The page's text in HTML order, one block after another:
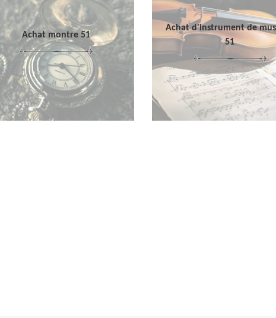
Achat montre 51
Achat d'instrument de
51